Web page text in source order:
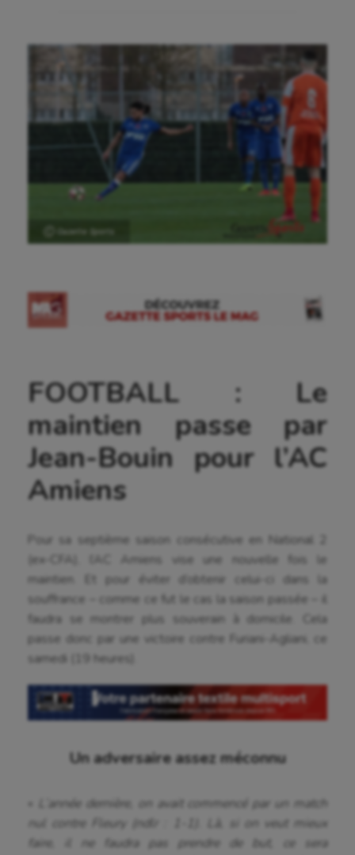
Ⓒ Gazette Sports
FOOTBALL : Le
maintien passe par
Jean-Bouin pour l’AC
Amiens
Pour sa septième saison consécutive en National 2
(ex-CFA), l’AC Amiens vise une nouvelle fois le
maintien. Et pour éviter d’obtenir celui-ci dans la
souffrance – comme ce fut le cas la saison passée – il
faudra se montrer plus souverain à domicile. Cela
passe donc par une victoire contre Furiani-Agliani, ce
samedi (19 heures).
Un adversaire assez méconnu
L’année dernière, on avait commencé par un match
nul contre Fleury (ndlr : 1-1). Là, si on veut mieux
faire, il ne faudra pas prendre de but, ce sera